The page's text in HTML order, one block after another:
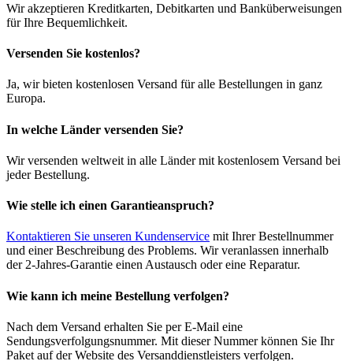
Wir akzeptieren Kreditkarten, Debitkarten und Banküberweisungen
für Ihre Bequemlichkeit.
Versenden Sie kostenlos?
Ja, wir bieten kostenlosen Versand für alle Bestellungen in ganz
Europa.
In welche Länder versenden Sie?
Wir versenden weltweit in alle Länder mit kostenlosem Versand bei
jeder Bestellung.
Wie stelle ich einen Garantieanspruch?
Kontaktieren Sie unseren Kundenservice mit Ihrer Bestellnummer
und einer Beschreibung des Problems. Wir veranlassen innerhalb
der 2-Jahres-Garantie einen Austausch oder eine Reparatur.
Wie kann ich meine Bestellung verfolgen?
Nach dem Versand erhalten Sie per E-Mail eine
Sendungsverfolgungsnummer. Mit dieser Nummer können Sie Ihr
Paket auf der Website des Versanddienstleisters verfolgen.